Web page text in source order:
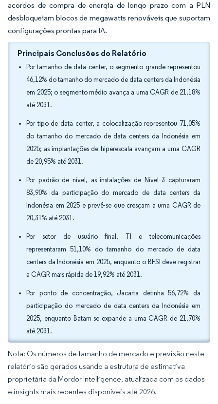
acordos de compra de energia de longo prazo com a PLN
desbloqueiam blocos de megawatts renováveis que suportam
configurações prontas para IA.
Principais Conclusões do Relatório
Por tamanho de data center, o segmento grande representou
46,12% do tamanho do mercado de data centers da Indonésia
em 2025; o segmento médio avança a uma CAGR de 21,18%
até 2031.
Por tipo de data center, a colocalização representou 71,05%
do tamanho do mercado de data centers da Indonésia em
2025; as implantações de hiperescala avançam a uma CAGR
de 20,95% até 2031.
Por padrão de nível, as instalações de Nível 3 capturaram
83,90% da participação do mercado de data centers da
Indonésia em 2025 e prevê-se que cresçam a uma CAGR de
20,31% até 2031.
Por setor de usuário final, TI e telecomunicações
representaram 51,10% do tamanho do mercado de data
centers da Indonésia em 2025, enquanto o BFSI deve registrar
a CAGR mais rápida de 19,92% até 2031.
Por ponto de concentração, Jacarta detinha 56,72% da
participação do mercado de data centers da Indonésia em
2025, enquanto Batam se expande a uma CAGR de 21,70%
até 2031.
Nota: Os números de tamanho de mercado e previsão neste
relatório são gerados usando a estrutura de estimativa
proprietária da Mordor Intelligence, atualizada com os dados
e insights mais recentes disponíveis até 2026.